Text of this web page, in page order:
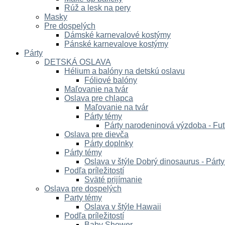
Rúž a lesk na pery
Masky
Pre dospelých
Dámské karnevalové kostýmy
Pánské karnevalove kostýmy
Párty
DETSKÁ OSLAVA
Hélium a balóny na detskú oslavu
Fóliové balóny
Maľovanie na tvár
Oslava pre chlapca
Maľovanie na tvár
Párty témy
Párty narodeninová výzdoba -
Oslava pre dievča
Párty doplnky
Párty témy
Oslava v štýle Dobrý dinosaurus -
Podľa príležitostí
Sväté prijímanie
Oslava pre dospelých
Party témy
Oslava v štýle Hawaii
Podľa príležitostí